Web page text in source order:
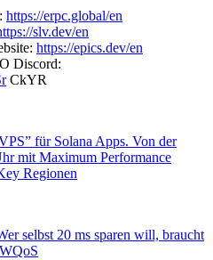
https://erpc.global/en
slv.dev/en
https://epics.dev/en
Discord:
CkYR
für Solana Apps. Von der
mit Maximum Performance
Regionen
selbst 20 ms sparen will, braucht